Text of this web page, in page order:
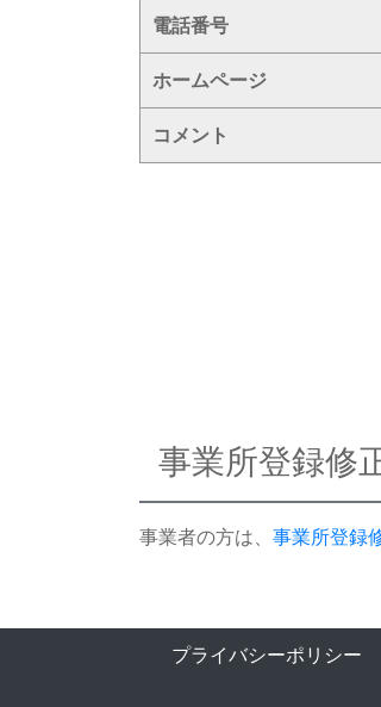
電話番号
ホームページ
コメント
事業所登録修
事業者の方は、 事業所登録
プライバシーポリシー